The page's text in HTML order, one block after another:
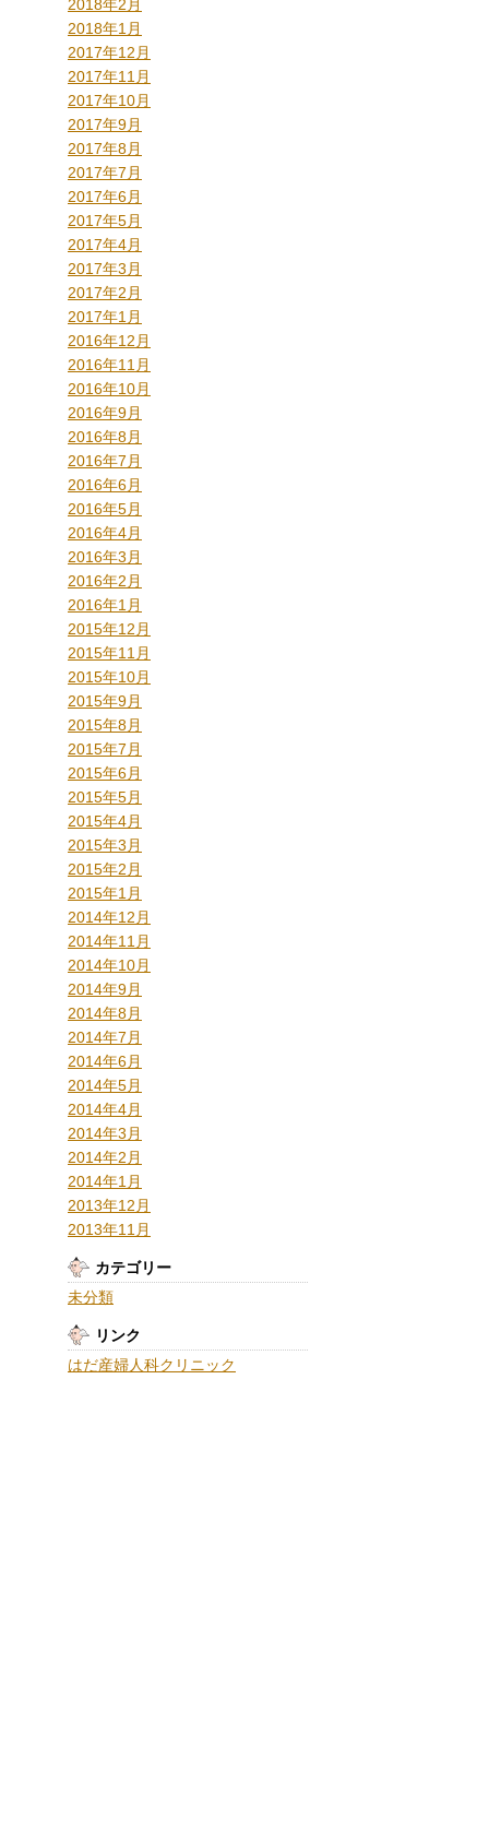
2018年2月
2018年1月
2017年12月
2017年11月
2017年10月
2017年9月
2017年8月
2017年7月
2017年6月
2017年5月
2017年4月
2017年3月
2017年2月
2017年1月
2016年12月
2016年11月
2016年10月
2016年9月
2016年8月
2016年7月
2016年6月
2016年5月
2016年4月
2016年3月
2016年2月
2016年1月
2015年12月
2015年11月
2015年10月
2015年9月
2015年8月
2015年7月
2015年6月
2015年5月
2015年4月
2015年3月
2015年2月
2015年1月
2014年12月
2014年11月
2014年10月
2014年9月
2014年8月
2014年7月
2014年6月
2014年5月
2014年4月
2014年3月
2014年2月
2014年1月
2013年12月
2013年11月
カテゴリー
未分類
リンク
はだ産婦人科クリニック